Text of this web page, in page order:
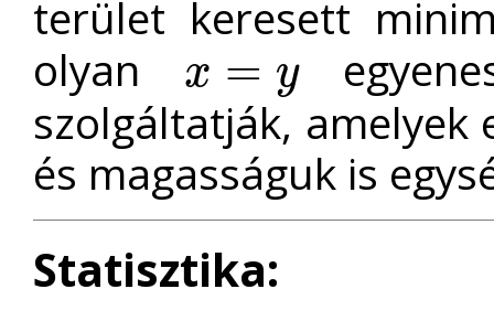
terület keresett
olyan
x = y
x=y
szolgáltatják, amelyek
és magasságuk is
Statisztika: